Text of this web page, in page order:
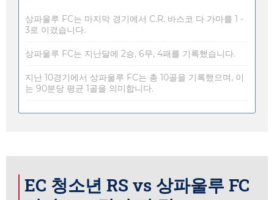
상파울루 FC는 마지막 경기에서 C.R. 바스코 다 가마를 1 -
3로 이겼습니다.
상파울루 FC는 지난달에 2승, 6무, 4패를 기록했습니다.
지난 10경기에서 상파울루 FC는 총 10골을 기록했으며, 이
는 90분당 평균 1골을 의미합니다.
EC 청소년 RS vs 상파울루 FC